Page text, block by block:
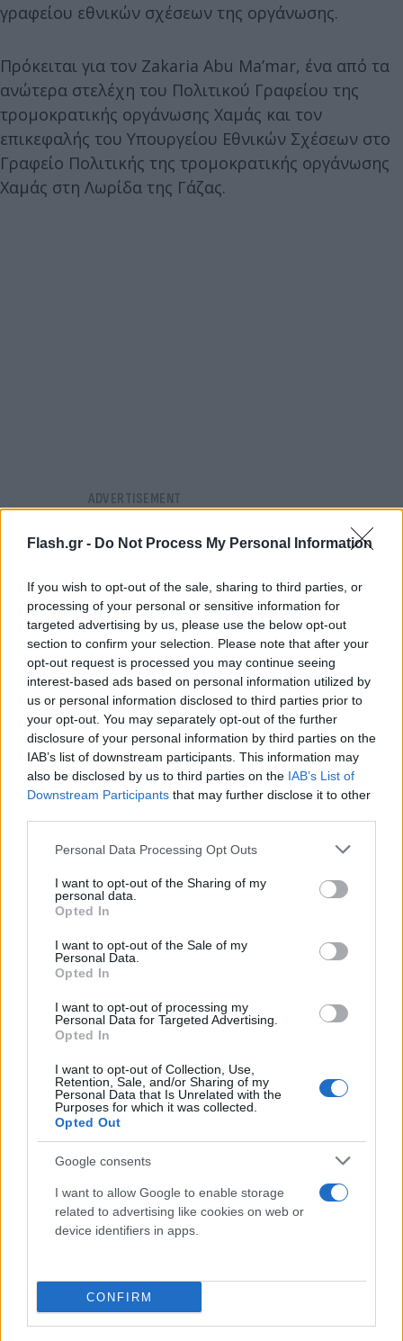
Flash.gr - Do Not Process My Personal Information
If you wish to opt-out of the sale, sharing to third parties, or
processing of your personal or sensitive information for
targeted advertising by us, please use the below opt-out
section to confirm your selection. Please note that after your
opt-out request is processed you may continue seeing
interest-based ads based on personal information utilized by
us or personal information disclosed to third parties prior to
your opt-out. You may separately opt-out of the further
disclosure of your personal information by third parties on the
IAB’s list of downstream participants. This information may
also be disclosed by us to third parties on the IAB’s List of
Downstream Participants that may further disclose it to other
Please note that this website/app uses one or more Google
not limited to your visit or usage behaviour. You may click to
grant or deny consent to Google and its third-party tags to
use your data for below specified purposes in below Google
consent section.
Personal Data Processing Opt Outs
I want to opt-out of the Sharing of my
personal data.
Opted In
I want to opt-out of the Sale of my
Personal Data.
Opted In
I want to opt-out of processing my
Personal Data for Targeted Advertising.
Opted In
I want to opt-out of Collection, Use,
Retention, Sale, and/or Sharing of my
Personal Data that Is Unrelated with the
Purposes for which it was collected.
Opted Out
Google consents
I want to allow Google to enable storage
related to advertising like cookies on web or
device identifiers in apps.
CONFIRM
γραφείου εθνικών σχέσεων της οργάνωσης.
Πρόκειται για τον Zakaria Abu Ma’mar, ένα από τα
ανώτερα στελέχη του Πολιτικού Γραφείου της
τρομοκρατικής οργάνωσης Χαμάς και τον
επικεφαλής του Υπουργείου Εθνικών Σχέσεων στο
Γραφείο Πολιτικής της τρομοκρατικής οργάνωσης
Χαμάς στη Λωρίδα της Γάζας.
Σύμφωνα με τον Hagari και ο δεύτερος
βραδινούς αεροπορικούς βομβαρδισμούς του IDF.
כלי טיס של צה”ל חיסל הלילה את ג’ואד אבו שמאלה, שר
הכספים בארגון וייעד את הכספים למימון והכוונת טרור
(@IDFSpokesperson)October 10, 2023